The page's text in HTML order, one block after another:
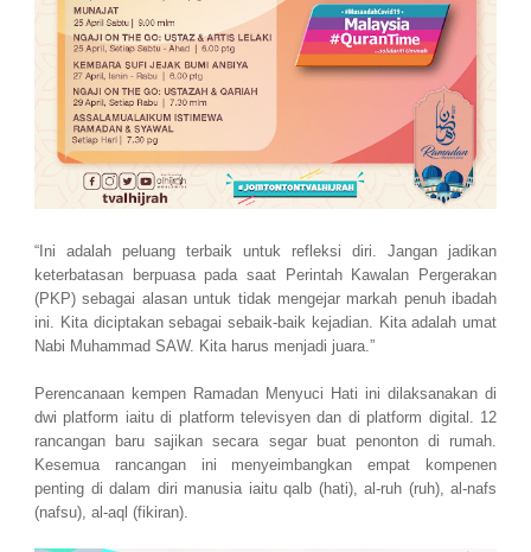
“Ini adalah peluang terbaik untuk refleksi diri. Jangan jadikan
keterbatasan berpuasa pada saat Perintah Kawalan Pergerakan
(PKP) sebagai alasan untuk tidak mengejar markah penuh ibadah
ini. Kita diciptakan sebagai sebaik-baik kejadian. Kita adalah umat
Nabi Muhammad SAW. Kita harus menjadi juara.”
Perencanaan kempen Ramadan Menyuci Hati ini dilaksanakan di
dwi platform iaitu di platform televisyen dan di platform digital. 12
rancangan baru sajikan secara segar buat penonton di rumah.
Kesemua rancangan ini menyeimbangkan empat kompenen
penting di dalam diri manusia iaitu qalb (hati), al-ruh (ruh), al-nafs
(nafsu), al-aql (fikiran).